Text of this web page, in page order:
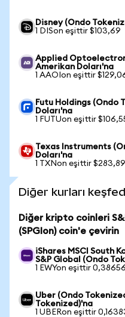
Disney (Ondo
1 DISon eşittir $103,69
Applied
Amerikan Doları'na
1 AAOIon eşittir
Futu Holdings (Ondo
Doları'na
1 FUTUon eşittir
Texas Instruments
Doları'na
1 TXNon eşittir $283,89
Diğer kurları
Diğer kripto coinleri
(SPGIon) coin'e çevirin
iShares MSCI South
S&P Global (Ondo
1 EWYon eşittir
Uber (Ondo
Tokenized)'na
1 UBERon eşittir